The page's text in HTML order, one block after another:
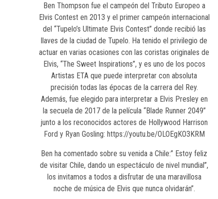
Ben Thompson fue el campeón del Tributo Europeo a
Elvis Contest en 2013 y el primer campeón internacional
del “Tupelo’s Ultimate Elvis Contest” donde recibió las
llaves de la ciudad de Tupelo. Ha tenido el privilegio de
actuar en varias ocasiones con las coristas originales de
Elvis, “The Sweet Inspirations”, y es uno de los pocos
Artistas ETA que puede interpretar con absoluta
precisión todas las épocas de la carrera del Rey.
Además, fue elegido para interpretar a Elvis Presley en
la secuela de 2017 de la película “Blade Runner 2049”
junto a los reconocidos actores de Hollywood Harrison
Ford y Ryan Gosling: https://youtu.be/OLOEgKO3KRM
Ben ha comentado sobre su venida a Chile:” Estoy feliz
de visitar Chile, dando un espectáculo de nivel mundial”,
los invitamos a todos a disfrutar de una maravillosa
noche de música de Elvis que nunca olvidarán”.